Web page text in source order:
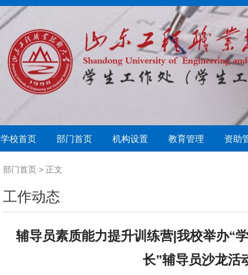
学校首页 部门首页 机构设置
学生处简介
教育管理
思想教育
资助
奖助学金
中心简介
军事训练
部门首页> 正文
工作动态
辅导员素质能力提升训练营|我校举办“学
长”辅导员沙龙活